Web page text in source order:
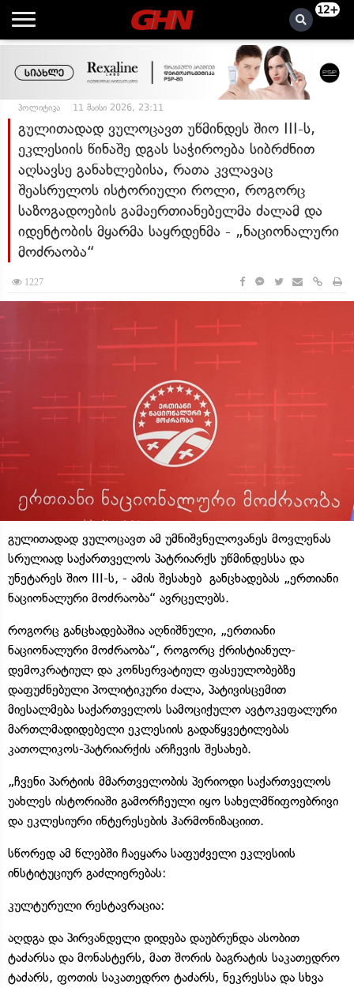
12+
პოლიტიკა 11 მაისი 2026, 23:11
გულითადად ვულოცავთ უწმინდეს შიო III-ს,
ეკლესიის წინაშე დგას საჭიროება სიბრძნით
აღსავსე განახლებისა, რათა კვლავაც
შეასრულოს ისტორიული როლი, როგორც
საზოგადოების გამაერთიანებელმა ძალამ და
იდენტობის მყარმა საყრდენმა - „ნაციონალური
მოძრაობა“
1227
გულითადად ვულოცავთ ამ უმნიშვნელოვანეს მოვლენას
სრულიად საქართველოს პატრიარქს უწმინდესსა და
უნეტარეს შიო III-ს, - ამის შესახებ განცხადებას „ერთიანი
ნაციონალური მოძრაობა“ ავრცელებს.
როგორც განცხადებაშია აღნიშნული, „ერთიანი
ნაციონალური მოძრაობა“, როგორც ქრისტიანულ-
დემოკრატიულ და კონსერვატიულ ფასეულობებზე
დაფუძნებული პოლიტიკური ძალა, პატივისცემით
მიესალმება საქართველოს სამოციქულო ავტოკეფალური
მართლმადიდებელი ეკლესიის გადაწყვეტილებას
კათოლიკოს-პატრიარქის არჩევის შესახებ.
„ჩვენი პარტიის მმართველობის პერიოდი საქართველოს
უახლეს ისტორიაში გამორჩეული იყო სახელმწიფოებრივი
და ეკლესიური ინტერესების ჰარმონიზაციით.
სწორედ ამ წლებში ჩაეყარა საფუძველი ეკლესიის
ინსტიტუციურ გაძლიერებას:
კულტურული რესტავრაცია:
აღდგა და პირვანდელი დიდება დაუბრუნდა ასობით
ტაძარსა და მონასტერს, მათ შორის ბაგრატის საკათედრო
ტაძარს, ფოთის საკათედრო ტაძარს, ნეკრესსა და სხვა